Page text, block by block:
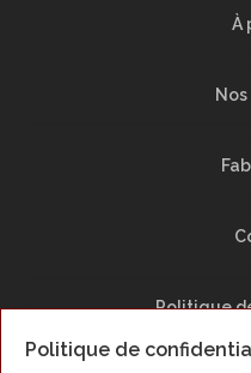
À
Politique
Politique de